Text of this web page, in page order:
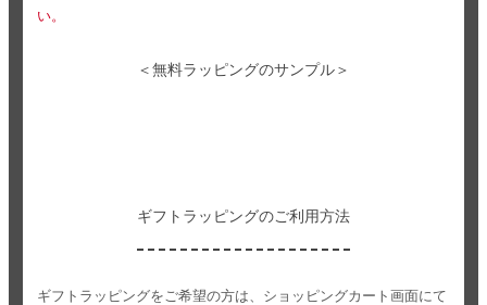
い。
＜無料ラッピングのサンプル＞
ギフトラッピングのご利用方法
ギフトラッピングをご希望の方は、ショッピングカート画面にて